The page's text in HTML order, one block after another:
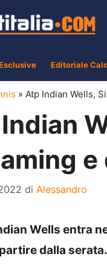
Editoriale
» Atp Indian Wells,
di Alessandro
Wells entra
dalla